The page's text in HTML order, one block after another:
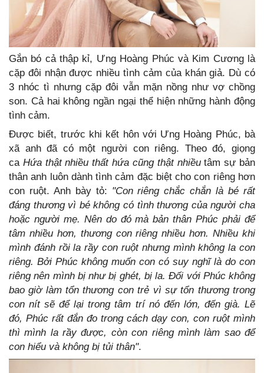
Gắn bó cả thập kỉ, Ưng Hoàng Phúc và Kim Cương là
cặp đôi nhận được nhiều tình cảm của khán giả. Dù có
3 nhóc tì nhưng cặp đôi vẫn mặn nồng như vợ chồng
son. Cả hai không ngần ngại thể hiện những hành động
tình cảm.
Được biết, trước khi kết hôn với Ưng Hoàng Phúc, bà
xã anh đã có một người con riêng. Theo đó, giọng
ca Hứa thật nhiều thất hứa cũng thật nhiềutâm sự bản
thân anh luôn dành tình cảm đặc biệt cho con riêng hơn
con ruột. Anh bày tỏ: "Con riêng chắc chắn là bé rất
đáng thương vì bé không có tình thương của người cha
hoặc người mẹ. Nên do đó mà bản thân Phúc phải để
tâm nhiều hơn, thương con riêng nhiều hơn. Nhiều khi
mình đánh rồi la rầy con ruột nhưng mình không la con
riêng. Bởi Phúc không muốn con có suy nghĩ là do con
riêng nên mình bị như bị ghét, bị la. Đối với Phúc không
bao giờ làm tổn thương con trẻ vì sự tổn thương trong
con nít sẽ để lại trong tâm trí nó đến lớn, đến già. Lẽ
đó, Phúc rất đắn đo trong cách dạy con, con ruột mình
thì mình la rầy được, còn con riêng mình làm sao để
con hiểu và không bị tủi thân".